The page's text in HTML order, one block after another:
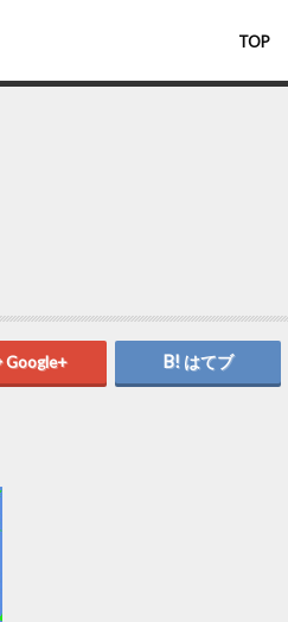
TOP
Google+ はてブ